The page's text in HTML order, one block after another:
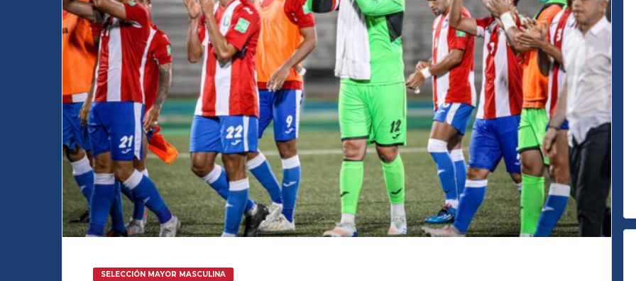
SELECCIÓN MAYOR MASCULINA